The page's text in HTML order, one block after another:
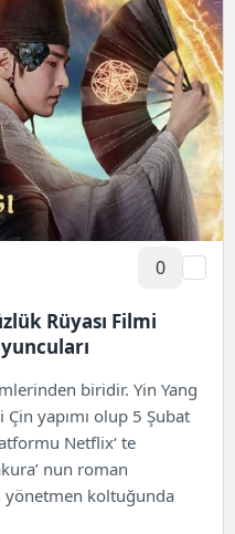
0
Rüyası Filmi
biridir. Yin Yang
yapımı olup 5 Şubat
Netflix‘ te
nun roman
koltuğunda